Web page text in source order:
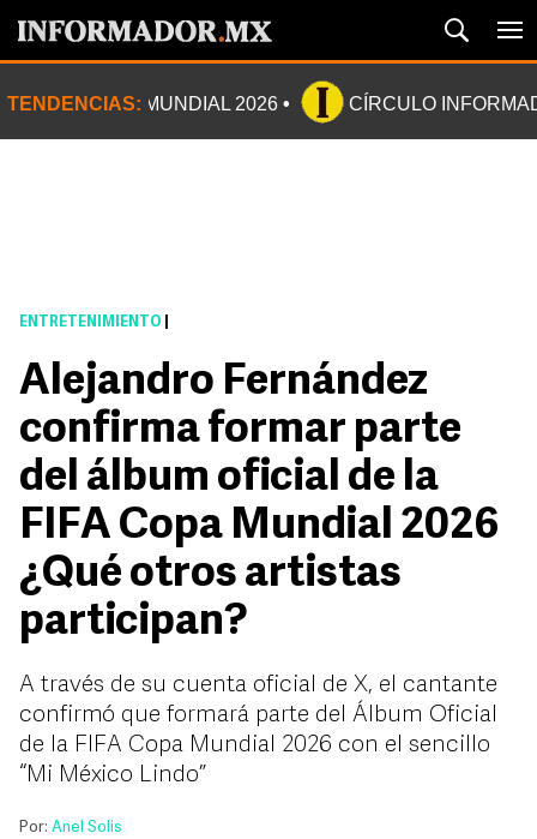
TENDENCIAS: MUNDIAL 2026 CÍRCULO
ENTRETENIMIENTO
Alejandro Fernández
confirma formar parte
del álbum oficial de la
FIFA Copa Mundial 2026
¿Qué otros artistas
participan?
A través de su cuenta oficial de X, el cantante
confirmó que formará parte del Álbum Oficial
de la FIFA Copa Mundial 2026 con el sencillo
“Mi México Lindo”
Por: Anel Solis